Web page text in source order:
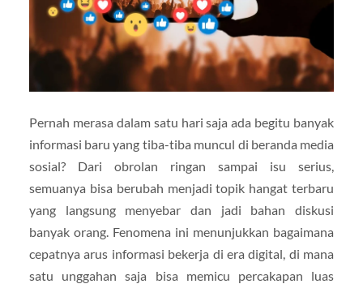
Pernah merasa dalam satu hari saja ada begitu banyak
informasi baru yang tiba-tiba muncul di beranda media
sosial? Dari obrolan ringan sampai isu serius,
semuanya bisa berubah menjadi topik hangat terbaru
yang langsung menyebar dan jadi bahan diskusi
banyak orang. Fenomena ini menunjukkan bagaimana
cepatnya arus informasi bekerja di era digital, di mana
satu unggahan saja bisa memicu percakapan luas